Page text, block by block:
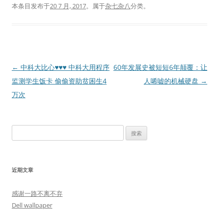
本条目发布于20 7 月, 2017。属于杂七杂八分类。
文
章
导
← 中科大比心♥♥♥ 中科大用程序
监测学生饭卡 偷偷资助贫困生4
万次
60年发展史被短短6年颠覆：让
人唏嘘的机械硬盘 →
索：
近期文章
感谢一路不离不弃
Dell wallpaper